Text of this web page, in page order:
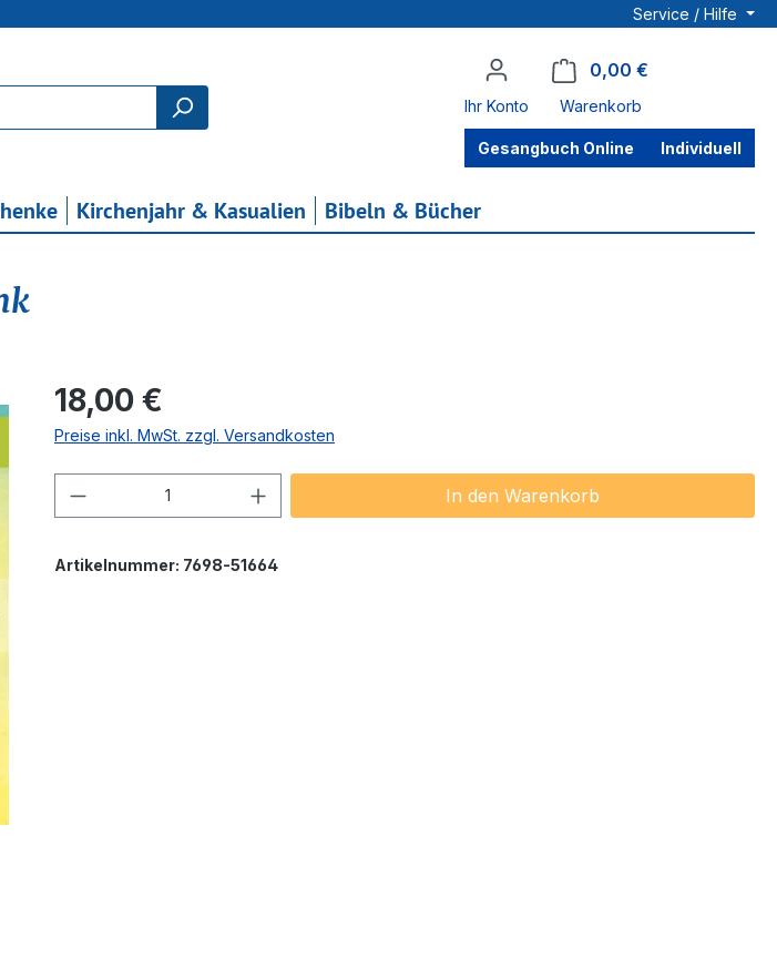
Service / Hilfe
Ihr Konto
0,00 €
Warenkorb
Gesangbuch Online Individuell
Kirchenjahr & Kasualien Bibeln & Bücher
Regulärer Preis:
18,00 €
Preise inkl. MwSt. zzgl. Versandkosten
Produkt Anzahl: Gib den gewünschten Wert ein oder
In den Warenkorb
Artikelnummer: 7698-51664